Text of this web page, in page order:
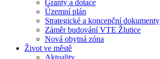
Granty a dotace
Územní plán
Strategické a koncepční dokumenty
Záměr budování VTE Žlutice
Nová obytná zóna
Život ve městě
Aktuality